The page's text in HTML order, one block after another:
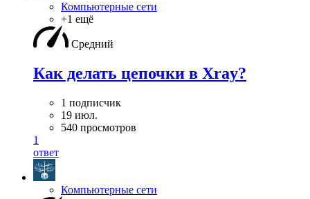
Компьютерные сети
+1 ещё
Средний
Как делать цепочки в Xray?
1 подписчик
19 июл.
540 просмотров
1
ответ
Компьютерные сети